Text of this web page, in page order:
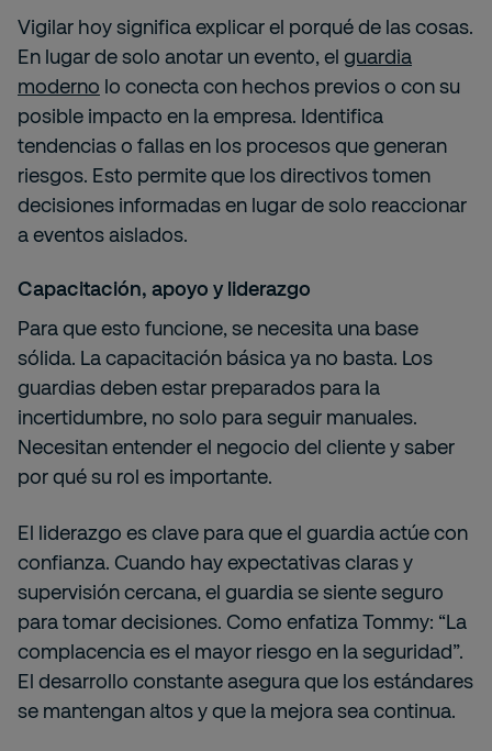
Vigilar hoy significa explicar el porqué de las cosas.
En lugar de solo anotar un evento, el guardia
moderno lo conecta con hechos previos o con su
posible impacto en la empresa. Identifica
tendencias o fallas en los procesos que generan
riesgos. Esto permite que los directivos tomen
decisiones informadas en lugar de solo reaccionar
a eventos aislados.
Capacitación, apoyo y liderazgo
Para que esto funcione, se necesita una base
sólida. La capacitación básica ya no basta. Los
guardias deben estar preparados para la
incertidumbre, no solo para seguir manuales.
Necesitan entender el negocio del cliente y saber
por qué su rol es importante.
El liderazgo es clave para que el guardia actúe con
confianza. Cuando hay expectativas claras y
supervisión cercana, el guardia se siente seguro
para tomar decisiones. Como enfatiza Tommy: “La
complacencia es el mayor riesgo en la seguridad”.
El desarrollo constante asegura que los estándares
se mantengan altos y que la mejora sea continua.